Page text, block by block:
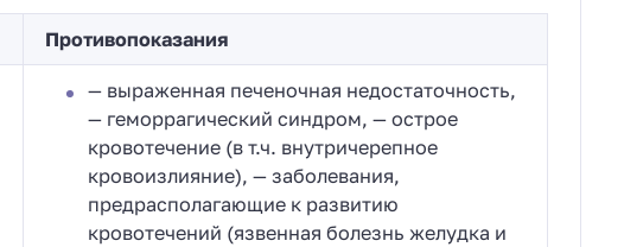
Противопоказания
— выраженная печеночная недостаточность,
— геморрагический синдром, — острое
кровотечение (в т.ч. внутричерепное
кровоизлияние), — заболевания,
предрасполагающие к развитию
кровотечений (язвенная болезнь желудка и